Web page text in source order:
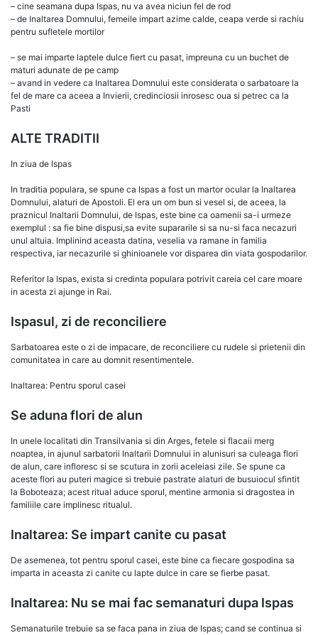
– cine seamana dupa Ispas, nu va avea niciun fel de rod
– de Inaltarea Domnului, femeile impart azime calde, ceapa verde si rachiu
pentru sufletele mortilor
– se mai imparte laptele dulce fiert cu pasat, impreuna cu un buchet de
maturi adunate de pe camp
– avand in vedere ca Inaltarea Domnului este considerata o sarbatoare la
fel de mare ca aceea a Invierii, credinciosii inrosesc oua si petrec ca la
Pasti
ALTE TRADITII
In ziua de Ispas
In traditia populara, se spune ca Ispas a fost un martor ocular la Inaltarea
Domnului, alaturi de Apostoli. El era un om bun si vesel si, de aceea, la
praznicul Inaltarii Domnului, de Ispas, este bine ca oamenii sa-i urmeze
exemplul : sa fie bine dispusi,sa evite supararile si sa nu-si faca necazuri
unul altuia. Implinind aceasta datina, veselia va ramane in familia
respectiva, iar necazurile si ghinioanele vor disparea din viata gospodarilor.
Referitor la Ispas, exista si credinta populara potrivit careia cel care moare
in acesta zi ajunge in Rai.
Ispasul, zi de reconciliere
Sarbatoarea este o zi de impacare, de reconciliere cu rudele si prietenii din
comunitatea in care au domnit resentimentele.
Inaltarea: Pentru sporul casei
Se aduna flori de alun
In unele localitati din Transilvania si din Arges, fetele si flacaii merg
noaptea, in ajunul sarbatorii Inaltarii Domnului in alunisuri sa culeaga flori
de alun, care infloresc si se scutura in zorii aceleiasi zile. Se spune ca
aceste flori au puteri magice si trebuie pastrate alaturi de busuiocul sfintit
la Boboteaza; acest ritual aduce sporul, mentine armonia si dragostea in
familiile care implinesc ritualul.
Inaltarea: Se impart canite cu pasat
De asemenea, tot pentru sporul casei, este bine ca fiecare gospodina sa
imparta in aceasta zi canite cu lapte dulce in care se fierbe pasat.
Inaltarea: Nu se mai fac semanaturi dupa Ispas
Semanaturile trebuie sa se faca pana in ziua de Ispas; cand se continua si